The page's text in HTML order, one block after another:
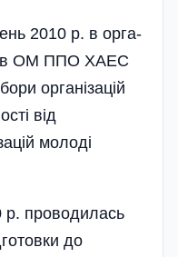
2010 р. в орга­
ОМ ППО ХАЕС
організацій
від
молоді
р. проводилась
до